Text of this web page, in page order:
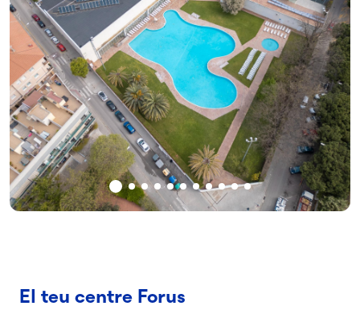
El teu centre Forus